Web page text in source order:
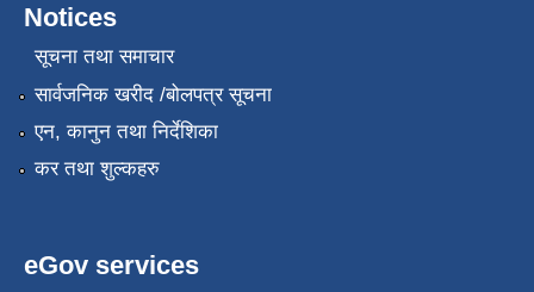
Notices
सूचना तथा समाचार
सार्वजनिक खरीद /बोलपत्र सूचना
एन, कानुन तथा निर्देशिका
कर तथा शुल्कहरु
eGov services